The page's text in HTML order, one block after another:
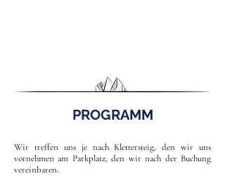
PROGRAMM
Wir treffen uns je nach Klettersteig, den wir uns
vornehmen am Parkplatz, den wir nach der Buchung
vereinbaren.